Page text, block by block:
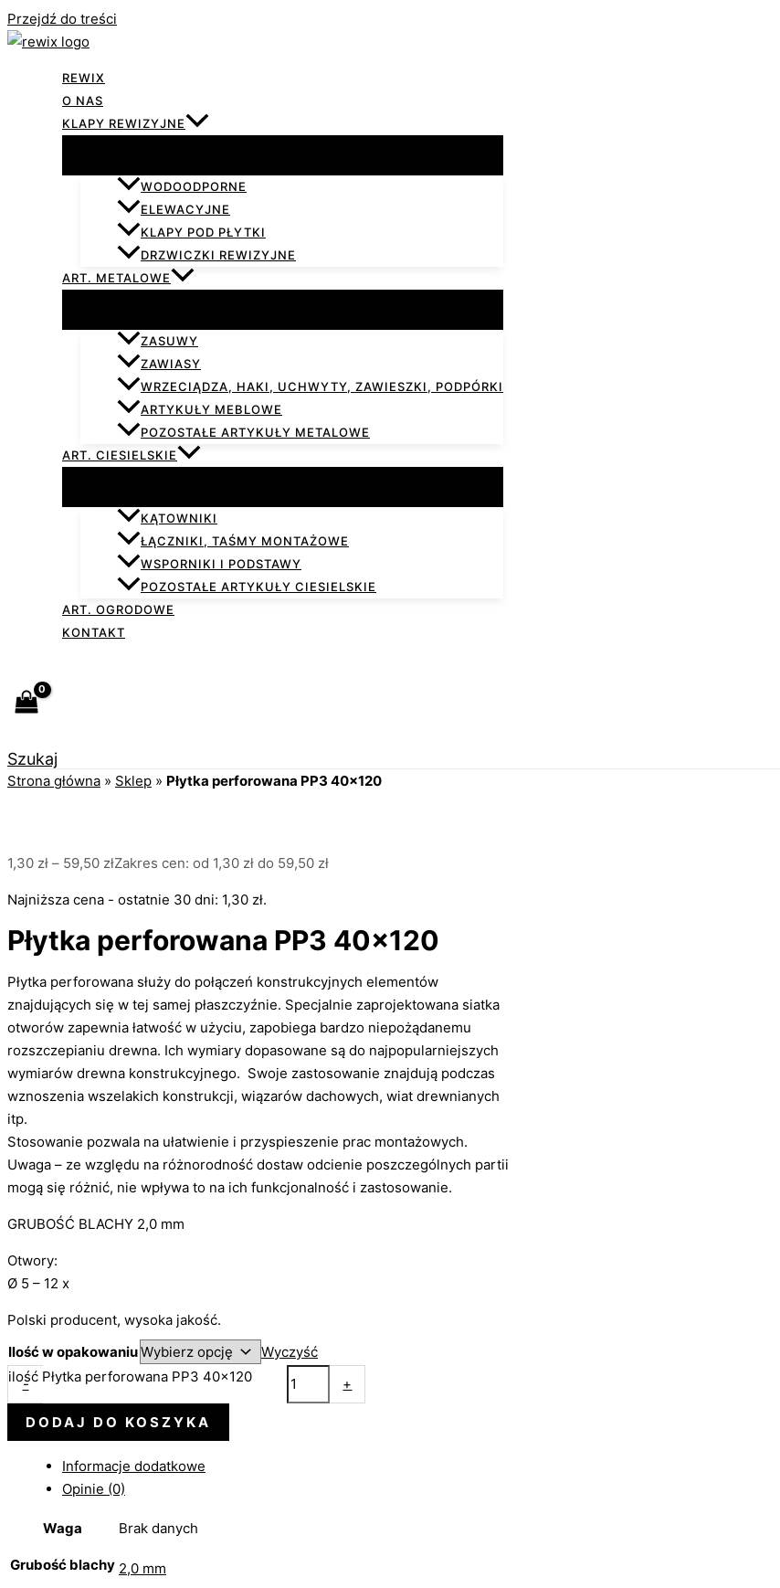
Przejdź do treści
REWIX
O NAS
KLAPY REWIZYJNE
WODOODPORNE
ELEWACYJNE
KLAPY POD PŁYTKI
DRZWICZKI REWIZYJNE
ART. METALOWE
ZASUWY
ZAWIASY
WRZECIĄDZA, HAKI, UCHWYTY, ZAWIESZKI, PODPÓRKI
ARTYKUŁY MEBLOWE
POZOSTAŁE ARTYKUŁY METALOWE
ART. CIESIELSKIE
KĄTOWNIKI
ŁĄCZNIKI, TAŚMY MONTAŻOWE
WSPORNIKI I PODSTAWY
POZOSTAŁE ARTYKUŁY CIESIELSKIE
ART. OGRODOWE
KONTAKT
Szukaj
Strona główna » Sklep » Płytka perforowana PP3 40×120
1,30 zł – 59,50 złZakres cen: od 1,30 zł do 59,50 zł
Najniższa cena - ostatnie 30 dni: 1,30 zł.
Płytka perforowana PP3 40×120
Płytka perforowana służy do połączeń konstrukcyjnych elementów
znajdujących się w tej samej płaszczyźnie. Specjalnie zaprojektowana siatka
otworów zapewnia łatwość w użyciu, zapobiega bardzo niepożądanemu
rozszczepianiu drewna. Ich wymiary dopasowane są do najpopularniejszych
wymiarów drewna konstrukcyjnego. Swoje zastosowanie znajdują podczas
wznoszenia wszelakich konstrukcji, wiązarów dachowych, wiat drewnianych
itp.
Stosowanie pozwala na ułatwienie i przyspieszenie prac montażowych.
Uwaga – ze względu na różnorodność dostaw odcienie poszczególnych partii
mogą się różnić, nie wpływa to na ich funkcjonalność i zastosowanie.
GRUBOŚĆ BLACHY 2,0 mm
Otwory:
Ø 5 – 12 x
Polski producent, wysoka jakość.
Ilość w opakowaniu
Wyczyść
-
ilość Płytka perforowana PP3 40x120 +
DODAJ DO KOSZYKA
Informacje dodatkowe
Opinie (0)
Waga Brak danych
Grubość blachy 2,0 mm